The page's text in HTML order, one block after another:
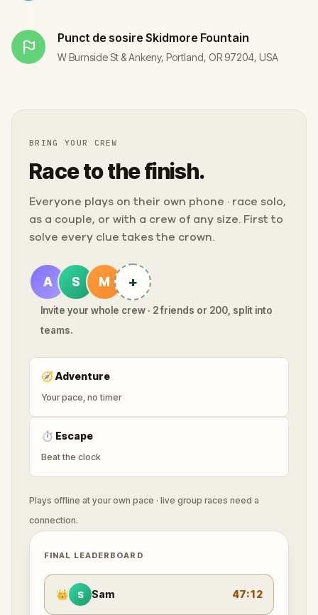
Punct de sosire Skidmore Fountain
W Burnside St & Ankeny, Portland, OR 97204, USA
BRING YOUR CREW
Race to the finish.
Everyone plays on their own phone · race solo,
as a couple, or with a crew of any size. First to
solve every clue takes the crown.
A S M +
Invite your whole crew · 2 friends or 200, split into
teams.
🧭Adventure
Your pace, no timer
⏱ Escape
Beat the clock
Plays offline at your own pace · live group races need a
connection.
FINAL LEADERBOARD
👑 S Sam 47:12